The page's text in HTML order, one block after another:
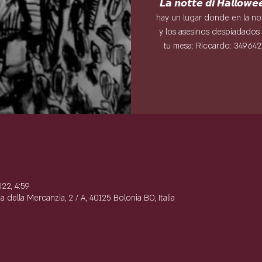
𝙇𝙖 𝙣𝙤𝙩𝙩𝙚 𝙙𝙞
hay un lugar donde en la
y los asesinos
tu mesa: Riccardo:
4:59
della Mercanzia, 2 / A, 40125 Bolonia BO, Italia